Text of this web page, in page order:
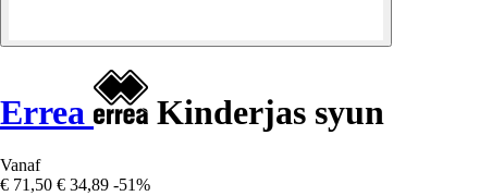
Errea Kinderjas syun
Vanaf
€ 71,50 € 34,89 -51%